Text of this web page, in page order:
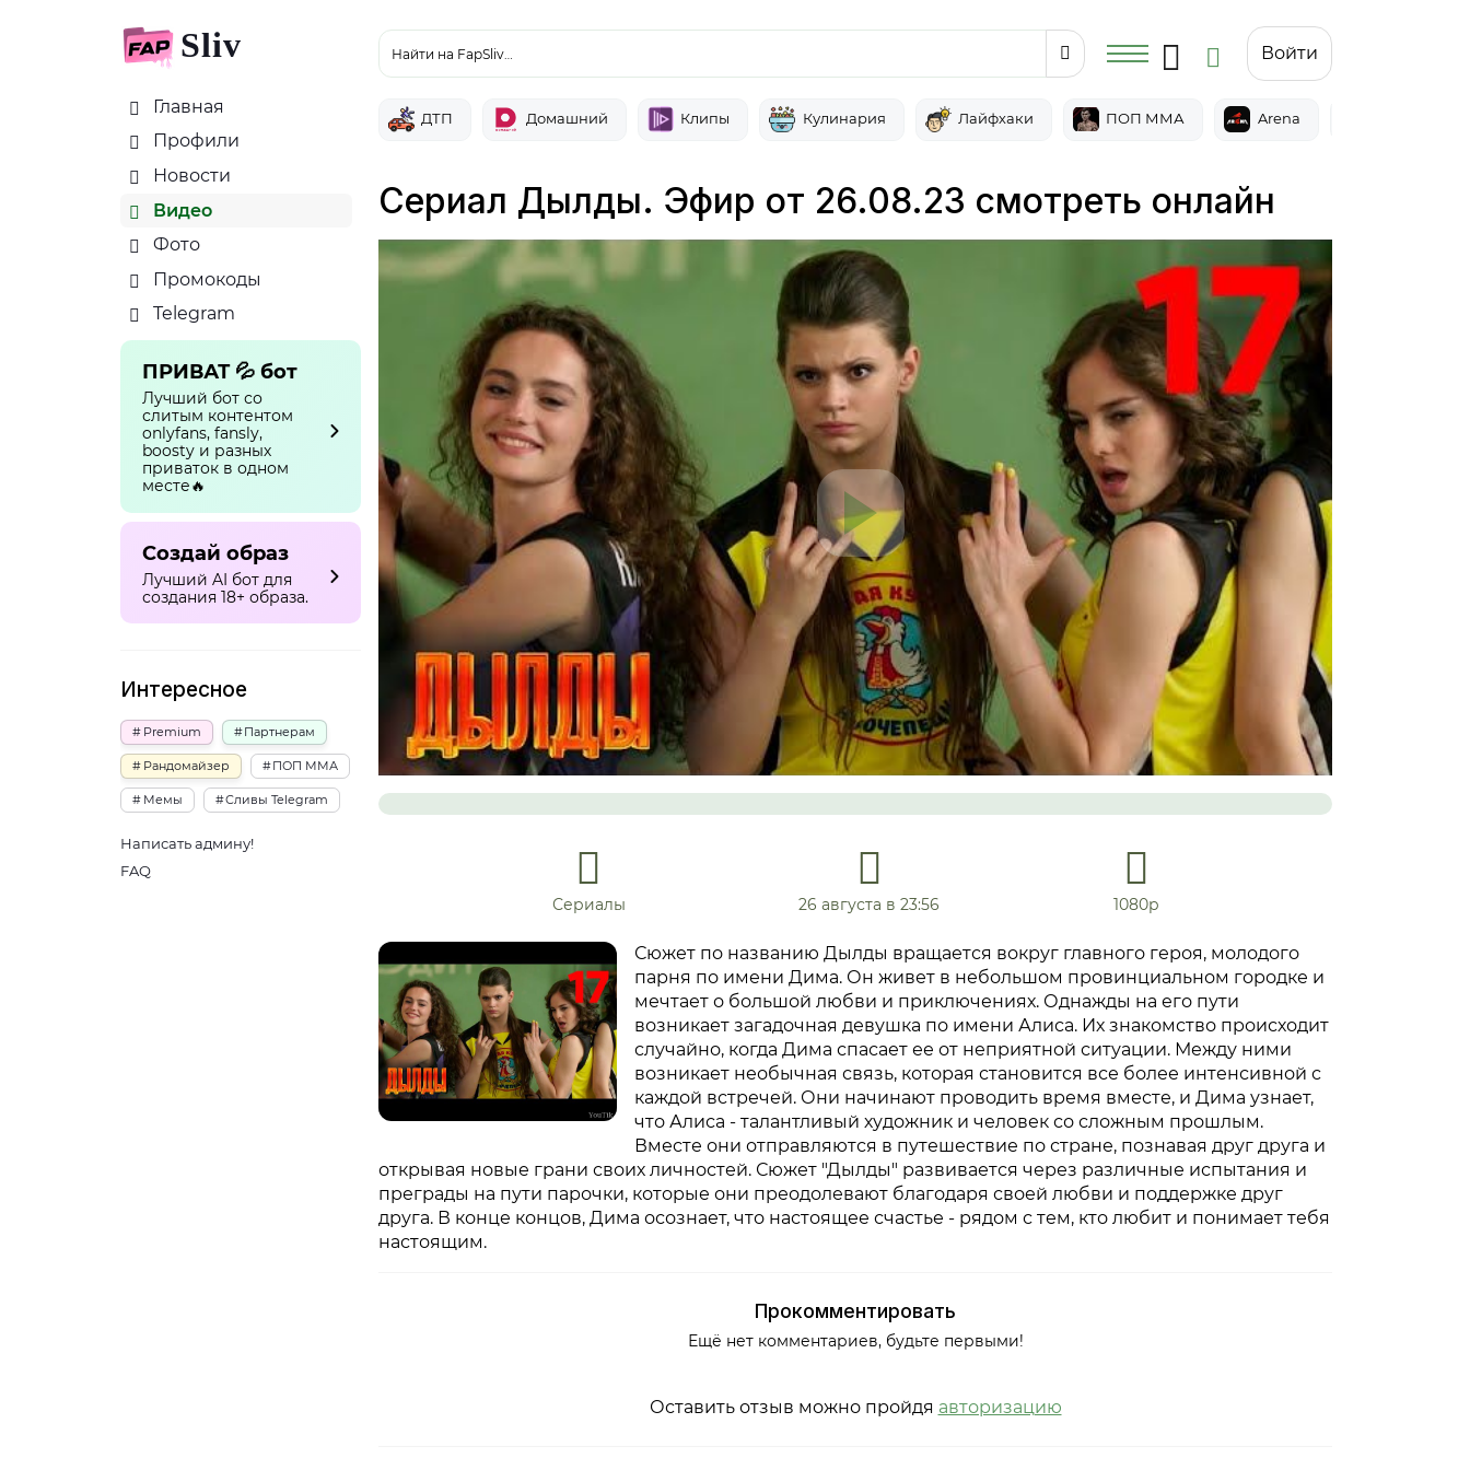
Sliv
Главная
Профили
Новости
Видео
Фото
Промокоды
Telegram
ПРИВАТ 💦 бот
Лучший бот со
слитым контентом
onlyfans, fansly,
boosty и разных
приваток в одном
месте🔥
Создай образ
Лучший AI бот для
создания 18+ образа.
Интересное
Premium Партнерам
Рандомайзер ПОП ММА
Мемы Сливы Telegram
Написать админу!
FAQ
Найти на FapSliv… Войти
ДТП Домашний Клипы Кулинария Лайфхаки ПОП ММА Arena
Сериал Дылды. Эфир от 26.08.23 смотреть онлайн
Сериалы 26 августа в 23:56 1080р
Сюжет по названию Дылды вращается вокруг главного героя, молодого
парня по имени Дима. Он живет в небольшом провинциальном городке и
мечтает о большой любви и приключениях. Однажды на его пути
возникает загадочная девушка по имени Алиса. Их знакомство происходит
случайно, когда Дима спасает ее от неприятной ситуации. Между ними
возникает необычная связь, которая становится все более интенсивной с
каждой встречей. Они начинают проводить время вместе, и Дима узнает,
что Алиса - талантливый художник и человек со сложным прошлым.
Вместе они отправляются в путешествие по стране, познавая друг друга и
открывая новые грани своих личностей. Сюжет "Дылды" развивается через различные испытания и
преграды на пути парочки, которые они преодолевают благодаря своей любви и поддержке друг
друга. В конце концов, Дима осознает, что настоящее счастье - рядом с тем, кто любит и понимает тебя
настоящим.
Прокомментировать
Ещё нет комментариев, будьте первыми!
Оставить отзыв можно пройдя авторизацию